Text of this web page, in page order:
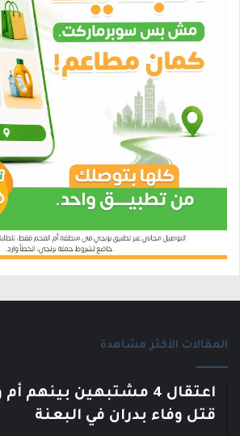
المقالات الأكثر مشاهدة
اعتقال 4 مشتبهين
قتل وفاء بدران في البعنة